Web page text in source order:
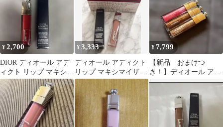
¥2,700
DIOR ディオール アデ
ィクト リップ マキシマ
イザー 019
¥3,333
ディオール アディクト
リップ マキシマイザー
001 ピンク
¥7,799
【新品 おまけつ
き！】ディオール アデ
ィクト リップ マキシマ